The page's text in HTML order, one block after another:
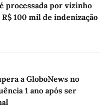
processada por vizinho
100 mil de indenização
a GloboNews no
1 ano após ser